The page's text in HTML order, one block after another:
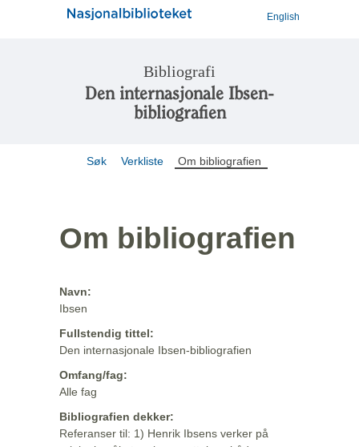
English
Bibliografi
Den internasjonale Ibsen-
bibliografien
Søk Verkliste Om bibliografien
Om bibliografien
Navn:
Ibsen
Fullstendig tittel:
Den internasjonale Ibsen-bibliografien
Omfang/fag:
Alle fag
Bibliografien dekker:
Referanser til: 1) Henrik Ibsens verker på